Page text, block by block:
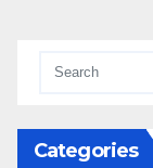
Categories